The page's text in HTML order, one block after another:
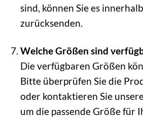
sind, können Sie es
zurücksenden.
Welche Größen sind
Die verfügbaren Größen
Bitte überprüfen Sie die
oder kontaktieren Sie
um die passende Größe für